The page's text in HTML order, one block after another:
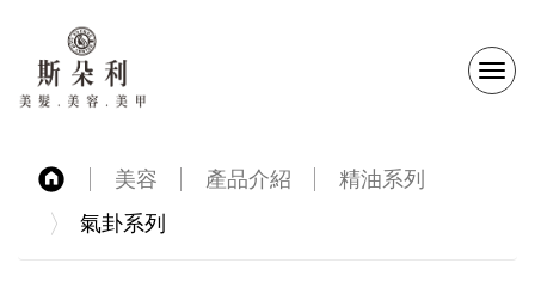
選
美容 產品介紹
精油系列
氣卦系列